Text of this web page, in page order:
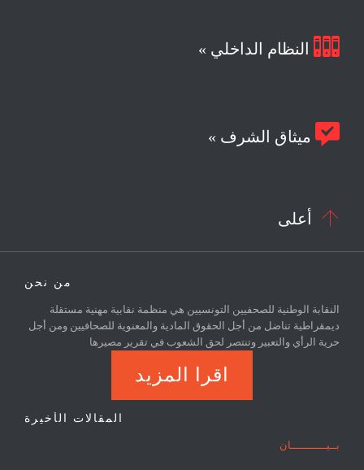
 النظام الداخلي »
 ميثاق الشرف »
 أعلى
من نحن
النقابة الوطنية للصحفيين التونسيين هي منظمة نقابية مهنية مستقلة
ديمقراطية تناضل من أجل الحقوق المادية والمعنوية للصحافيين ومن أجل
حرية الرأي والتعبير وتنتصر لحق الشعوب في تقرير مصيرها
اقرا المزيد
المقالات الأخيرة
بــيـــــــــــان